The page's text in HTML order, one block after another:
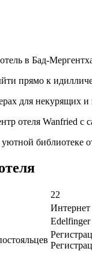
в Бад-
прямо к
для некурящих
отеля Wanfried с
библиотеке
22
Edelfinger